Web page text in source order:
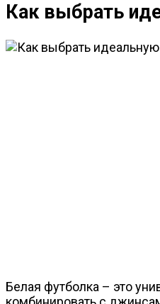
Как выбрать
Белая футболка – это